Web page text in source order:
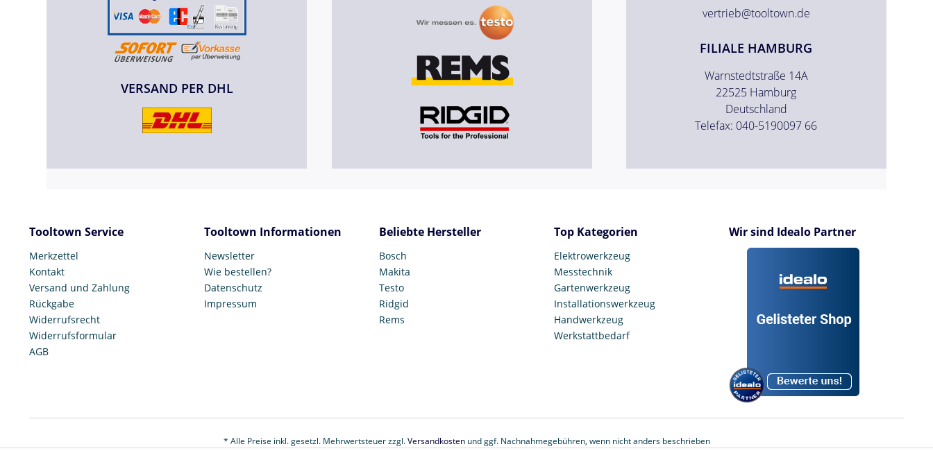
VERSAND PER DHL
vertrieb@tooltown.de
FILIALE HAMBURG
Warnstedtstraße 14A
22525 Hamburg
Deutschland
Telefax: 040-5190097 66
Tooltown Service
Merkzettel
Kontakt
Versand und Zahlung
Rückgabe
Widerrufsrecht
Widerrufsformular
AGB
Tooltown Informationen
Newsletter
Wie bestellen?
Datenschutz
Impressum
Beliebte Hersteller
Bosch
Makita
Testo
Ridgid
Rems
Top Kategorien
Elektrowerkzeug
Messtechnik
Gartenwerkzeug
Installationswerkzeug
Handwerkzeug
Werkstattbedarf
Wir sind Idealo Partner
* Alle Preise inkl. gesetzl. Mehrwertsteuer zzgl.Versandkostenund ggf. Nachnahmegebühren, wenn nicht anders beschrieben